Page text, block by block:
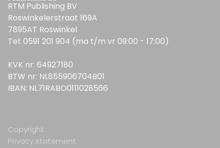
RTM Publishing BV
Roswinkelerstraat 169A
7895AT Roswinkel
Tel: 0591 201 904 (ma t/m vr 09:00 - 17:00)
KVK nr: 64927180
BTW nr: NL855906704B01
IBAN: NL71RABO0111028566
Copyright
Privacy statement